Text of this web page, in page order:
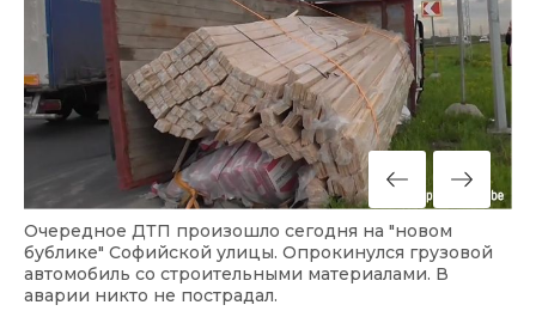
Очередное ДТП произошло сегодня на "новом
бублике" Софийской улицы. Опрокинулся грузовой
автомобиль со строительными материалами. В
аварии никто не пострадал.